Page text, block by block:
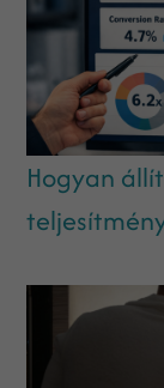
Hogyan